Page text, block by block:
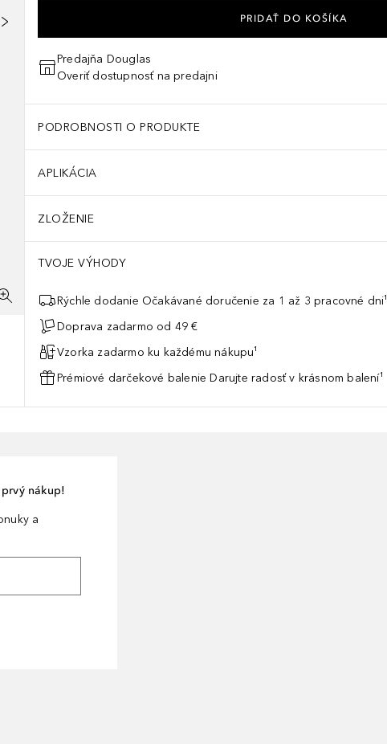
PRIDAŤ DO KOŠÍKA
Predajňa Douglas
Overiť dostupnosť na predajni
PODROBNOSTI O PRODUKTE
APLIKÁCIA
ZLOŽENIE
TVOJE VÝHODY
Rýchle dodanie Očakávané doručenie za 1 až 3 pracovné dni¹
Doprava zadarmo od 49 €
Vzorka zadarmo ku každému nákupu¹
Prémiové darčekové balenie Darujte radosť v krásnom balení¹
nákup!
a